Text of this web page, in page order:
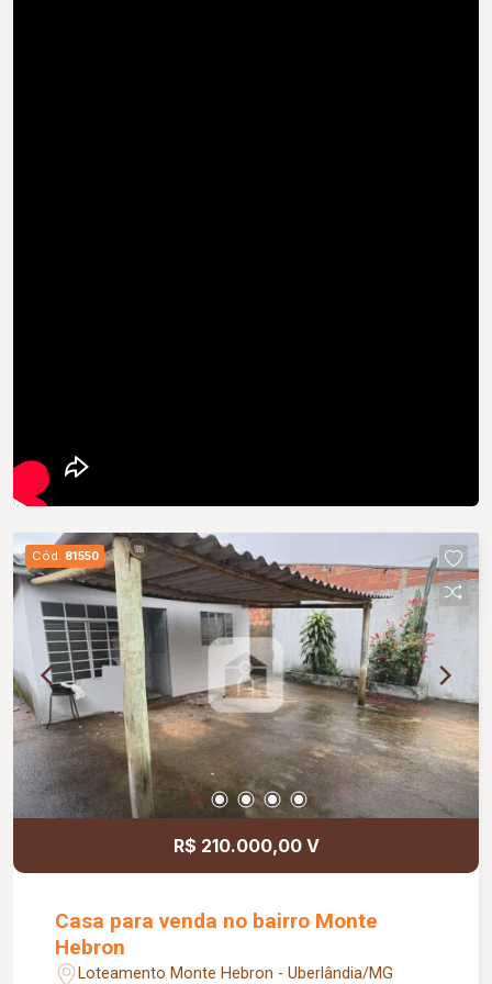
Cód. 81550
R$ 210.000,00 V
Casa para venda no bairro Monte
Hebron
Loteamento Monte Hebron - Uberlândia/MG